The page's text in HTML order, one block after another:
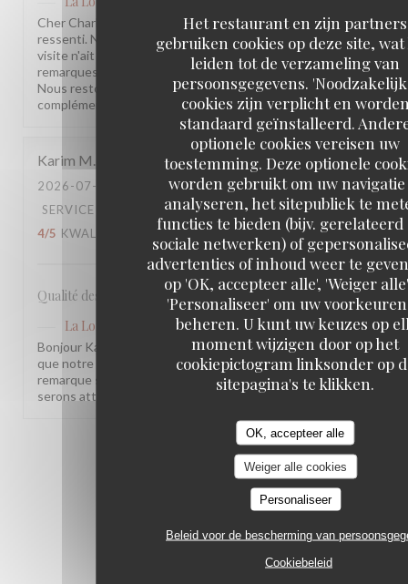
Het restaurant en zijn partners
gebruiken cookies op deze site,
leiden tot de verzameling van
persoonsgegevens.
cookies zijn verplicht en
standaard geïnstalleerd.
optionele cookies vereisen uw
toestemming. Deze optionele
worden gebruikt om uw
analyseren, het sitepubliek te
functies te bieden (bijv. gerelateerd
sociale netwerken) of
advertenties of inhoud weer te
op 'OK, accepteer alle', 'Weiger
'Personaliseer' om uw
beheren. U kunt uw keuzes op
moment wijzigen door op het
cookiepictogram linksonder op
sitepagina's te klikken.
OK, accepteer alle
Weiger alle cookies
Personaliseer
Beleid voor de bescherming van
Cookiebeleid
Cher Charles, Merci d'avoir pris le temps de partager votre
ressenti. Nous sommes sincèrement désolés que votre
visite n'ait pas été à la hauteur de vos attentes. Vos
remarques sont précieuses et nous les prenons à cœur.
Nous restons à votre disposition pour tout échange
complémentaire. L'équipe de la Brasserie La Lorraine
Karim M
2026-07-17
- 20:30 - GASTEN 2
SERVICE
ATMOSFEER: 4/5 KEUKEN:
4/5 KWALITEIT / PRIJS: 3/5
Qualité des plats, cadre et amabilité de l’équipe
La Lorraine
heeft op deze beoordeling gereageerd
Bonjour Karim, Merci pour ce retour ! Nous sommes ravis
que notre équipe et l'ambiance vous aient plu. Votre
remarque sur le rapport qualité-prix est notée, nous y
serons attentifs. À très bientôt !
3